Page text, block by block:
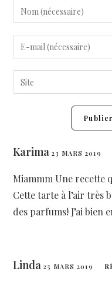
Karima23 MARS 2019
Miammm Une recette
Cette tarte à l’air très
des parfums! J’ai bien
Linda25 MARS 2019